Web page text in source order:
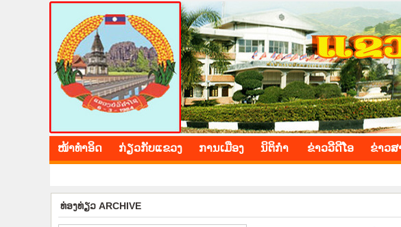
BOLIKHAMXAY PROVINCE
ໜ້າ​ທຳ​ອິດ ​ກ່ຽວ​ກັບ​ແຂວງ ​ການ​ເມືອງ ນິ​ຕິ​ກຳ ຂ່າວ​ວີ​ດີ​ໂອ ຂ່າວ​ສ
​ທ່ອງ​ທ່ຽວ ARCHIVE